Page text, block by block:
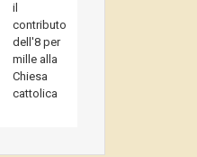
il
contributo
dell'8 per
mille alla
Chiesa
cattolica